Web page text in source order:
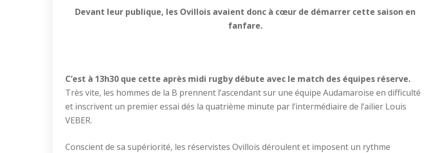
Devant leur publique, les Ovillois avaient donc à cœur de démarrer cette saison en
fanfare.
C’est à 13h30 que cette après midi rugby débute avec le match des équipes réserve.
Très vite, les hommes de la B prennent l’ascendant sur une équipe Audamaroise en difficulté
et inscrivent un premier essai dés la quatrième minute par l’intermédiaire de l’ailier Louis
VEBER.
Conscient de sa supériorité, les réservistes Ovillois déroulent et imposent un rythme